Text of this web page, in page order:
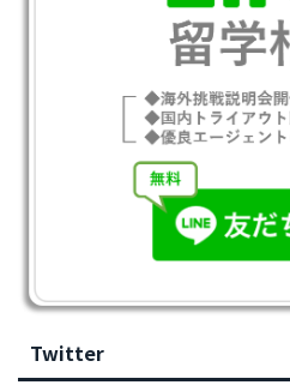
Twitter